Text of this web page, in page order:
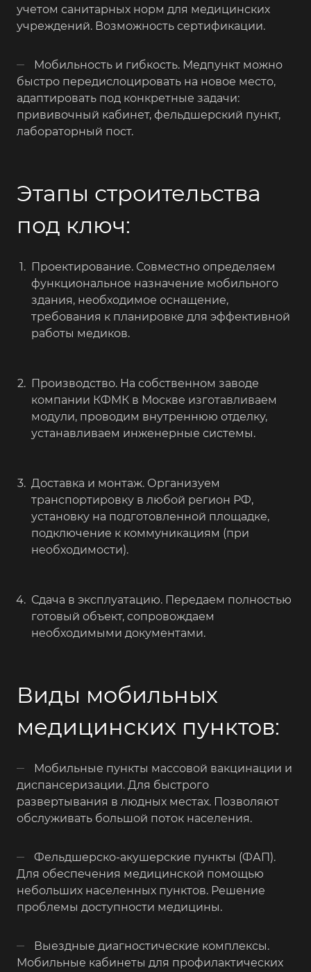
учетом санитарных норм для медицинских
учреждений. Возможность сертификации.
Мобильность и гибкость. Медпункт можно
быстро передислоцировать на новое место,
адаптировать под конкретные задачи:
прививочный кабинет, фельдшерский пункт,
лабораторный пост.
Этапы строительства
под ключ:
Проектирование. Совместно определяем
функциональное назначение мобильного
здания, необходимое оснащение,
требования к планировке для эффективной
работы медиков.
Производство. На собственном заводе
компании КФМК в Москве изготавливаем
модули, проводим внутреннюю отделку,
устанавливаем инженерные системы.
Доставка и монтаж. Организуем
транспортировку в любой регион РФ,
установку на подготовленной площадке,
подключение к коммуникациям (при
необходимости).
Сдача в эксплуатацию. Передаем полностью
готовый объект, сопровождаем
необходимыми документами.
Виды мобильных
медицинских пунктов:
Мобильные пункты массовой вакцинации и
диспансеризации. Для быстрого
развертывания в людных местах. Позволяют
обслуживать большой поток населения.
Фельдшерско-акушерские пункты (ФАП).
Для обеспечения медицинской помощью
небольших населенных пунктов. Решение
проблемы доступности медицины.
Выездные диагностические комплексы.
Мобильные кабинеты для профилактических